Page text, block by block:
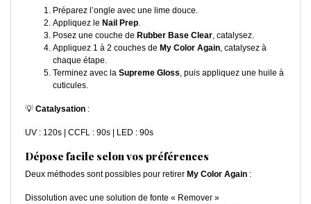
Préparez l’ongle avec une lime douce.
Appliquez le Nail Prep.
Posez une couche de Rubber Base Clear, catalysez.
Appliquez 1 à 2 couches de My Color Again, catalysez à
chaque étape.
Terminez avec la Supreme Gloss, puis appliquez une huile à
cuticules.
💡 Catalysation :
UV : 120s | CCFL : 90s | LED : 90s
Dépose facile selon vos préférences
Deux méthodes sont possibles pour retirer My Color Again :
Dissolution avec une solution de fonte « Remover »